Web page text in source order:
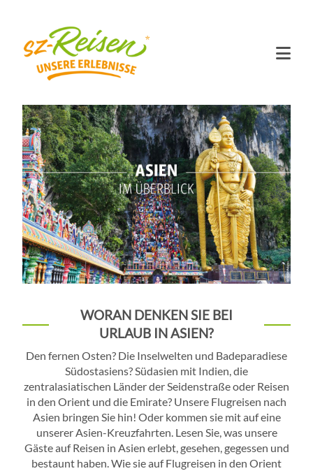
WORAN DENKEN SIE BEI
URLAUB IN ASIEN?
Den fernen Osten? Die Inselwelten und Badeparadiese
Südostasiens? Südasien mit Indien, die
zentralasiatischen Länder der Seidenstraße oder Reisen
in den Orient und die Emirate? Unsere Flugreisen nach
Asien bringen Sie hin! Oder kommen sie mit auf eine
unserer Asien-Kreuzfahrten. Lesen Sie, was unsere
Gäste auf Reisen in Asien erlebt, gesehen, gegessen und
bestaunt haben. Wie sie auf Flugreisen in den Orient